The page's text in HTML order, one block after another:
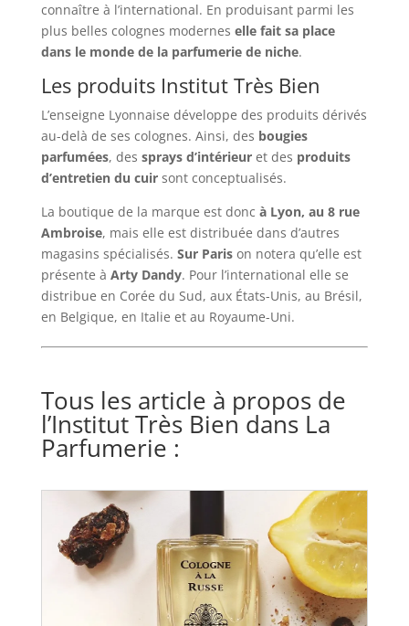
connaître à l’international. En produisant parmi les
plus belles colognes modernes elle fait sa place
dans le monde de la parfumerie de niche.
Les produits Institut Très Bien
L’enseigne Lyonnaise développe des produits dérivés
au-delà de ses colognes. Ainsi, des bougies
parfumées, des sprays d’intérieuret des produits
d’entretien du cuirsont conceptualisés.
La boutique de la marque est donc à Lyon, au 8 rue
Ambroise, mais elle est distribuée dans d’autres
magasins spécialisés. Sur Parison notera qu’elle est
présente à Arty Dandy. Pour l’international elle se
distribue en Corée du Sud, aux États-Unis, au Brésil,
en Belgique, en Italie et au Royaume-Uni.
Tous les article à propos de
l’Institut Très Bien dans La
Parfumerie :